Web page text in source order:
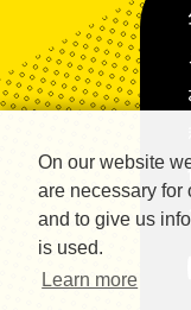
On our website
are necessary for
and to give us
is used.
Learn more